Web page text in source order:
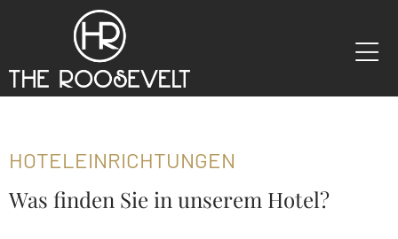
HOTELEINRICHTUNGEN
Was finden Sie in unserem Hotel?